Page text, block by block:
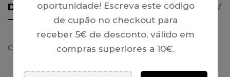
DETALHES AVISO IMPORTANTE
Chave de Ignição (4 fios), ficha fêmea – UNIVERSAL
oportunidade! Escreva este código
de cupão no checkout para
receber 5€ de desconto, válido em
compras superiores a 10€.